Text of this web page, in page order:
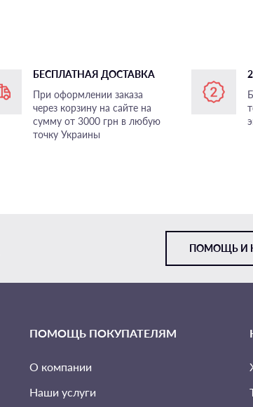
БЕСПЛАТНАЯ ДОСТАВКА
При оформлении заказа
через корзину на сайте на
сумму от 3000 грн в любую
точку Украины
ПОМОЩЬ И
ПОМОЩЬ ПОКУПАТЕЛЯМ
О компании
Наши услуги